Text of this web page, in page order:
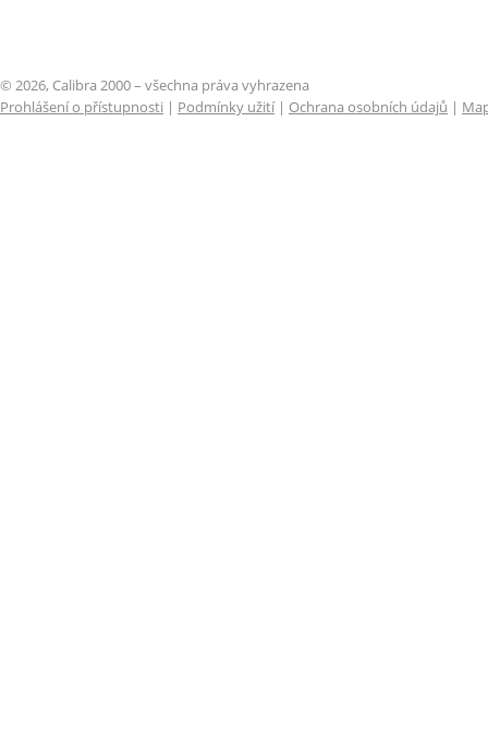
© 2026, Calibra 2000 – všechna práva vyhrazena
Prohlášení o přístupnosti | Podmínky užití| Ochrana osobních údajů |